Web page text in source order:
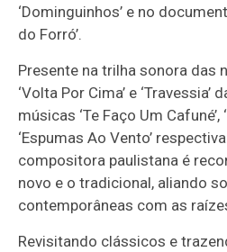
‘Dominguinhos’ e no
do Forró’.
Presente na trilha sonora das
‘Volta Por Cima’ e ‘Travessia’
músicas ‘Te Faço Um Cafuné’,
‘Espumas Ao Vento’
compositora paulistana é
novo e o tradicional, aliando
contemporâneas com as
Revisitando clássicos e